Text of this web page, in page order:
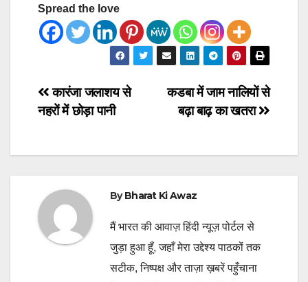
Spread the love
Post
navigation
कडबा में जाम नालियों से
बढ़ा बाढ़ का खतरा
कारंजा जलाशय से
नहरों में छोड़ा पानी
ByBharat Ki Awaz
मैं भारत की आवाज़ हिंदी न्यूज़ पोर्टल से
जुड़ा हुआ हूँ, जहाँ मेरा उद्देश्य पाठकों तक
सटीक, निष्पक्ष और ताज़ा ख़बरें पहुँचाना